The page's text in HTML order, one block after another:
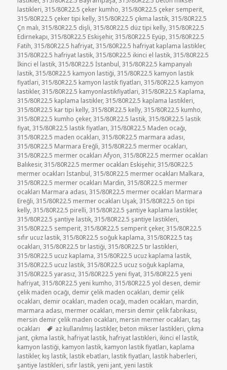
lastikleri,315/80R22.5 çeker kumho,315/80R22.5 çeker semperit,
315/80R22.5 çeker tipi kelly,315/80R22.5 çıkma lastik,315/80R22.5
Çn malı,315/80R22.5 dişli,315/80R22.5 düz tipi kelly,315/80R22.5
Edirnekapı,315/80R22.5 Eskişehir,315/80R22.5 Eyüp,315/80R22.5
Fatih,315/80R22.5 hafriyat,315/80R22.5 hafriyat kaplama lastikler,
315/80R22.5 hafriyat lastik,315/80R22.5 ikinci el lastik,315/80R22.5
İkinci el lastik,315/80R22.5 İstanbul,315/80R22.5 kampanyalı
lastik,315/80R22.5 kamyon lastiği,315/80R22.5 kamyon lastik
fiyatlari,315/80R22.5 kamyon lastik fiyatları,315/80R22.5 kamyon
lastikler,315/80R22.5 kamyonlastikfiyatlari,315/80R22.5 Kaplama,
315/80R22.5 kaplama lastikler,315/80R22.5 kaplama lastikleri,
315/80R22.5 kar tipi kelly,315/80R22.5 kelly,315/80R22.5 kumho,
315/80R22.5 kumho çeker,315/80R22.5 lastik,315/80R22.5 lastik
fiyat,315/80R22.5 lastik fiyatları,315/80R22.5 Maden ocağı,
315/80R22.5 maden ocakları,315/80R22.5 marmara adası,
315/80R22.5 Marmara Ereğli,315/80R22.5 mermer ocakları,
315/80R22.5 mermer ocakları Afyon,315/80R22.5 mermer ocakları
Balıkesir,315/80R22.5 mermer ocakları Eskişehir,315/80R22.5
mermer ocakları İstanbul,315/80R22.5 mermer ocakları Malkara,
315/80R22.5 mermer ocakları Mardin,315/80R22.5 mermer
ocakları Marmara adası,315/80R22.5 mermer ocakları Marmara
Ereğli,315/80R22.5 mermer ocakları Uşak,315/80R22.5 ön tipi
kelly,315/80R22.5 pirelli,315/80R22.5 şantiye kaplama lastikler,
315/80R22.5 şantiye lastik,315/80R22.5 şantiye lastikleri,
315/80R22.5 semperit,315/80R22.5 semperit çeker,315/80R22.5
sıfır ucuz lastik,315/80R22.5 soğuk kaplama,315/80R22.5 taş
ocakları,315/80R22.5 tır lastiği,315/80R22.5 tır lastikleri,
315/80R22.5 ucuz kaplama,315/80R22.5 ucuz kaplama lastik,
315/80R22.5 ucuz lastik,315/80R22.5 ucuz soğuk kaplama,
315/80R22.5 yarasız,315/80R22.5 yeni fiyat,315/80R22.5 yeni
hafriyat,315/80R22.5 yeni kumho,315/80R22.5 yol desen, demir
çelik maden ocağı, demir çelik maden ocakları, demir çelik
ocakları, demir ocakları, maden ocağı, maden ocakları, mardin,
marmara adası, mermer ocakları, mersin demir çelik fabrikası,
mersin demir çelik maden ocakları, mersin mermer ocakları,taş
ocakları
Etiketler
az kullanılmış lastikler, beton mikser lastikleri, çıkma
jant, çıkma lastik, hafriyat lastik, hafriyat lastikleri, ikinci el lastik,
kamyon lastiği, kamyon lastik, kamyon lastik fiyatları, kaplama
lastikler, kış lastik, lastik ebatları, lastik fiyatları, lastik haberleri,
şantiye lastikleri, sıfır lastik,yeni jant,yeni lastik